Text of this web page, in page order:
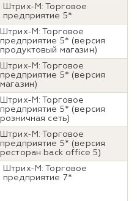
Штрих-М: Торговое
предприятие 5*
Штрих-М: Торговое
предприятие 5* (версия
продуктовый магазин)
Штрих-М: Торговое
предприятие 5* (версия
магазин)
Штрих-М: Торговое
предприятие 5* (версия
розничная сеть)
Штрих-М: Торговое
предприятие 5* (версия
ресторан back office 5)
Штрих-М: Торговое
предприятие 7*